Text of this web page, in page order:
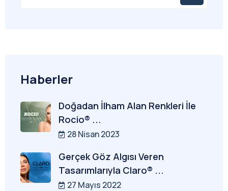
Haberler
Doğadan İlham Alan Renkleri İle
Rocio® ...
28 Nisan 2023
Gerçek Göz Algısı Veren
Tasarımlarıyla Claro® ...
27 Mayıs 2022